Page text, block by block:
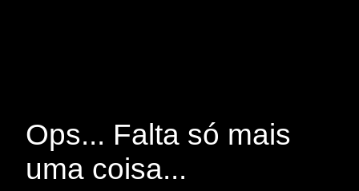
Ops... Falta só mais
uma coisa...